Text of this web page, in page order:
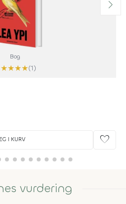
Bog
★★★★(1)
I KURV favorite
vurdering